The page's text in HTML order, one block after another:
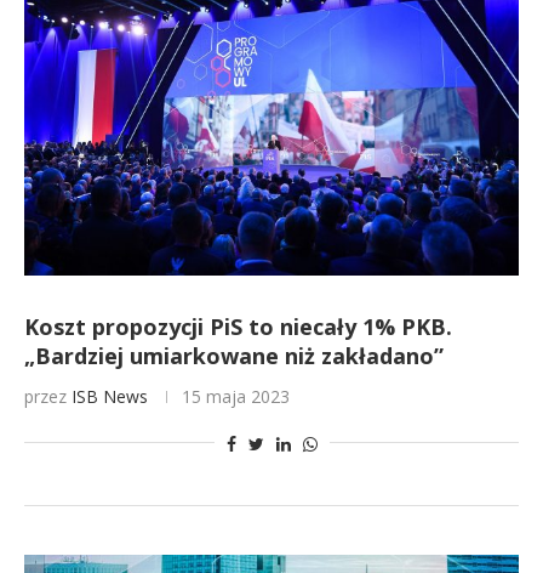
Koszt propozycji PiS to niecały 1% PKB.
„Bardziej umiarkowane niż zakładano”
przez ISB News 15 maja 2023